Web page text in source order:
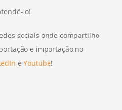
lo!
sociais onde compartilho
e importação no
e Youtube!